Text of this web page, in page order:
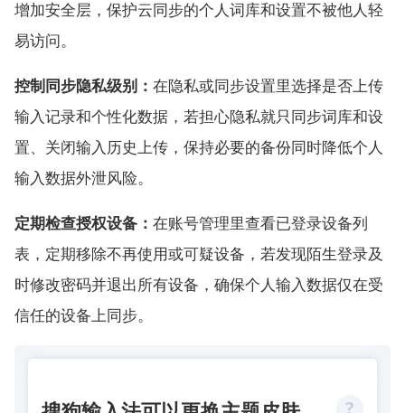
增加安全层，保护云同步的个人词库和设置不被他人轻
易访问。
控制同步隐私级别： 在隐私或同步设置里选择是否上传
输入记录和个性化数据，若担心隐私就只同步词库和设
置、关闭输入历史上传，保持必要的备份同时降低个人
输入数据外泄风险。
定期检查授权设备： 在账号管理里查看已登录设备列
表，定期移除不再使用或可疑设备，若发现陌生登录及
时修改密码并退出所有设备，确保个人输入数据仅在受
信任的设备上同步。